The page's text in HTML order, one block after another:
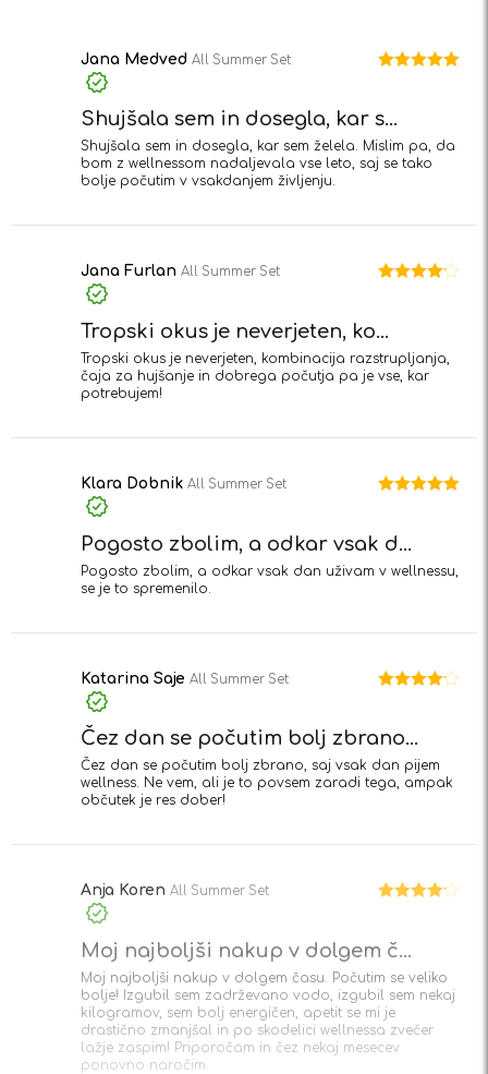
Jana Medved All Summer Set
Shujšala sem in dosegla, kar s...
Shujšala sem in dosegla, kar sem želela. Mislim pa, da
bom z wellnessom nadaljevala vse leto, saj se tako
bolje počutim v vsakdanjem življenju.
Jana Furlan All Summer Set
Tropski okus je neverjeten, ko...
Tropski okus je neverjeten, kombinacija razstrupljanja,
čaja za hujšanje in dobrega počutja pa je vse, kar
potrebujem!
Klara Dobnik All Summer Set
Pogosto zbolim, a odkar vsak d...
Pogosto zbolim, a odkar vsak dan uživam v wellnessu,
se je to spremenilo.
Katarina Saje All Summer Set
Čez dan se počutim bolj zbrano...
Čez dan se počutim bolj zbrano, saj vsak dan pijem
wellness. Ne vem, ali je to povsem zaradi tega, ampak
občutek je res dober!
Anja Koren All Summer Set
Moj najboljši nakup v dolgem č...
Moj najboljši nakup v dolgem času. Počutim se veliko
bolje! Izgubil sem zadrževano vodo, izgubil sem nekaj
kilogramov, sem bolj energičen, apetit se mi je
drastično zmanjšal in po skodelici wellnessa zvečer
lažje zaspim! Priporočam in čez nekaj mesecev
ponovno naročim.